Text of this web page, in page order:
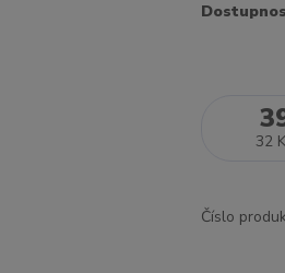
32
Číslo